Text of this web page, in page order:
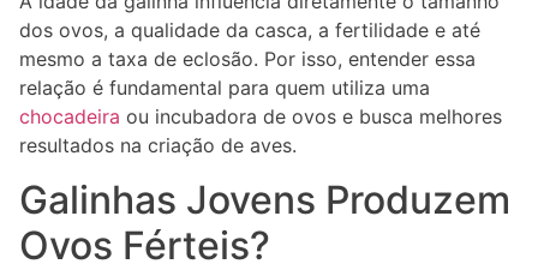
dos ovos, a qualidade da casca, a fertilidade e até
mesmo a taxa de eclosão. Por isso, entender essa
relação é fundamental para quem utiliza uma
chocadeira ou incubadora de ovos e busca melhores
resultados na criação de aves.
Galinhas Jovens Produzem
Ovos Férteis?